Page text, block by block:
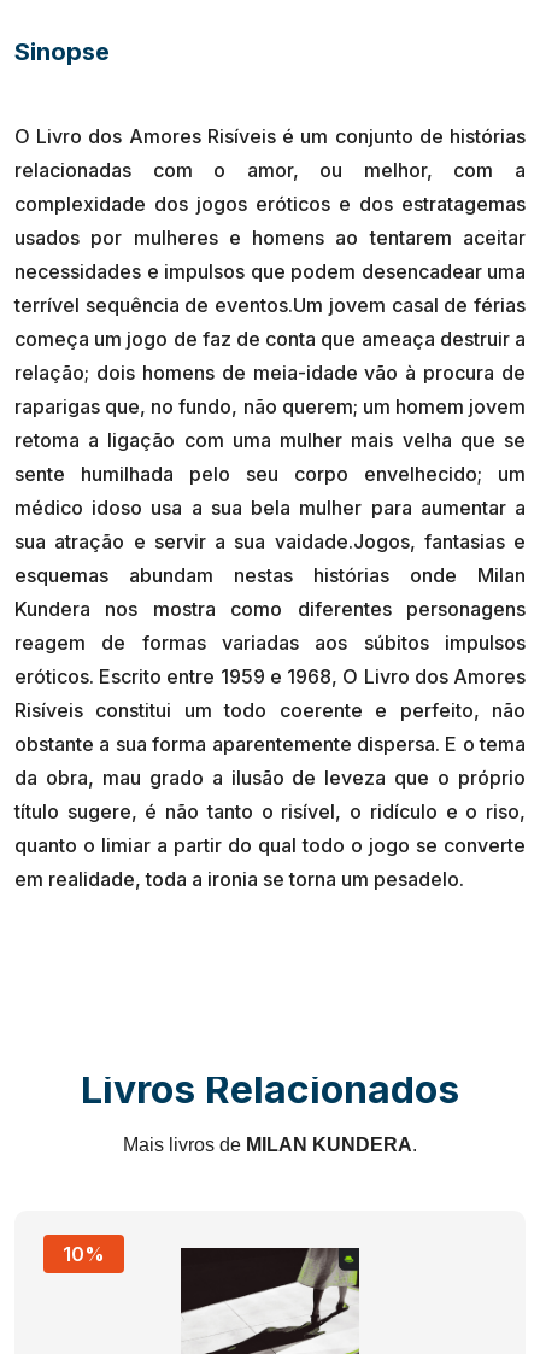
Sinopse
O Livro dos Amores Risíveis é um conjunto de histórias
relacionadas com o amor, ou melhor, com a
complexidade dos jogos eróticos e dos estratagemas
usados por mulheres e homens ao tentarem aceitar
necessidades e impulsos que podem desencadear uma
terrível sequência de eventos.Um jovem casal de férias
começa um jogo de faz de conta que ameaça destruir a
relação; dois homens de meia-idade vão à procura de
raparigas que, no fundo, não querem; um homem jovem
retoma a ligação com uma mulher mais velha que se
sente humilhada pelo seu corpo envelhecido; um
médico idoso usa a sua bela mulher para aumentar a
sua atração e servir a sua vaidade.Jogos, fantasias e
esquemas abundam nestas histórias onde Milan
Kundera nos mostra como diferentes personagens
reagem de formas variadas aos súbitos impulsos
eróticos. Escrito entre 1959 e 1968, O Livro dos Amores
Risíveis constitui um todo coerente e perfeito, não
obstante a sua forma aparentemente dispersa. E o tema
da obra, mau grado a ilusão de leveza que o próprio
título sugere, é não tanto o risível, o ridículo e o riso,
quanto o limiar a partir do qual todo o jogo se converte
Livros Relacionados
Mais livros de MILAN KUNDERA.
10%